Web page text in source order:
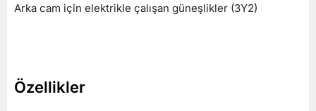
Arka cam için elektrikle çalışan güneşlikler (3Y2)
Özellikler